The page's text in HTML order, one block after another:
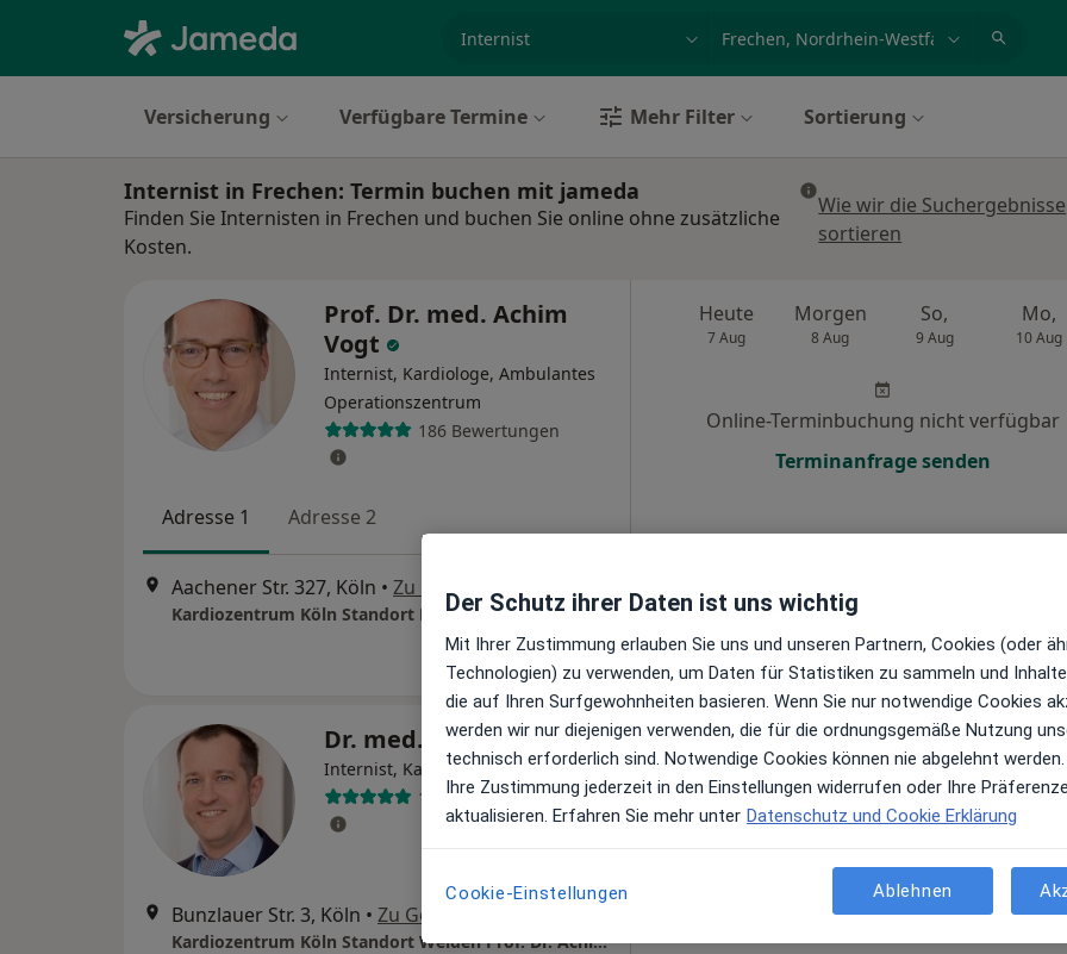
Versicherung Verfügbare Termine Mehr Filter Sortierung
Internist in Frechen: Termin buchen mit jameda
Finden Sie Internisten in Frechen und buchen Sie online ohne zusätzliche
Kosten.
Wie wir die Suchergebnisse
sortieren
Prof. Dr. med. Achim
Vogt
Internist, Kardiologe, Ambulantes
Operationszentrum
186 Bewertungen
Adresse 1 Adresse 2
Aachener Str. 327, Köln • Zu Google Maps
Kardiozentrum Köln Standort Lindenthal Prof. Dr. Achim Vogt & Koll. Facharzt für Innere Medizin
Heute
7 Aug
Morgen
8 Aug
So,
9 Aug
Mo,
10 Aug
Online-Terminbuchung nicht verfügbar
Terminanfrage senden
Dr. med. Jörg Haas
Internist, Kardiologe
141 Bewertungen
Bunzlauer Str. 3, Köln • Zu Google Maps
Kardiozentrum Köln Standort Weiden Prof. Dr. Achim Vogt & Koll. Facharzt für Innere Medizin
Heute
7 Aug
Morgen
8 Aug
So,
9 Aug
Mo,
10 Aug
Terminanfrage senden
Der Schutz ihrer Daten ist uns wichtig
Mit Ihrer Zustimmung erlauben Sie uns und unseren Partnern, Cookies (oder
Technologien) zu verwenden, um Daten für Statistiken zu sammeln und
die auf Ihren Surfgewohnheiten basieren. Wenn Sie nur notwendige Cookies
werden wir nur diejenigen verwenden, die für die ordnungsgemäße Nutzung
technisch erforderlich sind. Notwendige Cookies können nie abgelehnt werden.
Ihre Zustimmung jederzeit in den Einstellungen widerrufen oder Ihre
aktualisieren. Erfahren Sie mehr unter Datenschutz und Cookie Erklärung
Cookie-Einstellungen Ablehnen